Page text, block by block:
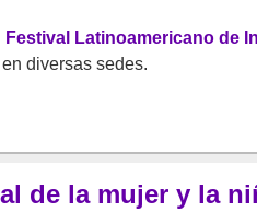
Festival Latinoamericano de
en diversas sedes.
de la mujer y la